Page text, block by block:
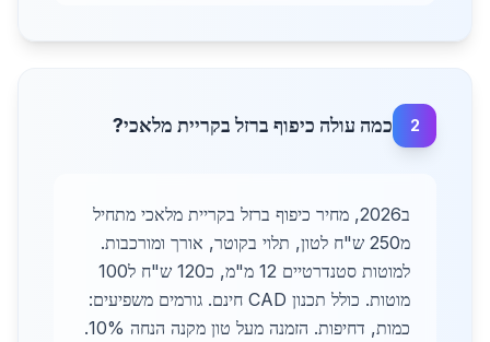
2 כמה עולה כיפוף ברזל בקריית מלאכי?
ב2026, מחיר כיפוף ברזל בקריית מלאכי מתחיל
מ250 ש"ח לטון, תלוי בקוטר, אורך ומורכבות.
למוטות סטנדרטיים 12 מ"מ, כ120 ש"ח ל100
מוטות. כולל תכנון CAD חינם. גורמים משפיעים:
כמות, דחיפות. הזמנה מעל טון מקנה הנחה 10%.